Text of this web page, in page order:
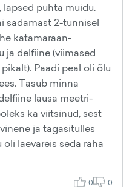
lapsed puhta muidu.
sadamast 2-tunnisel
katamaraan-
ja delfiine (viimased
Paadi peal oli õlu
Tasub minna
lausa meetri-
ka viitsinud, sest
ja tagasitulles
laevareis seda raha
0 0